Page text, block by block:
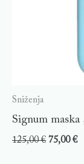
Sniženja
Signum
125,00€ 75,00€